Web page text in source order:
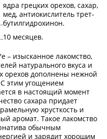
ядра грецких орехов, сахар,
мед, антиокислитель трет-
бутилгидрохинон.
10 месяцев.
– изысканное лакомство,
натурального вкуса и
орехов дополнены нежной
этим угощением
в настоящий момент
сахара придает
хрусткость и
аромат. Такое лакомство
обычным
и зарядит хорошим